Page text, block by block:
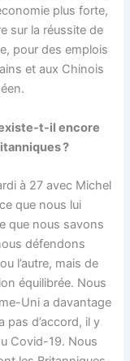
plus forte,
sur la réussite de
pour des emplois
et aux Chinois
t-il encore
?
à 27 avec Michel
que nous lui
que nous savons
défendons
l’autre, mais de
équilibrée. Nous
Uni a davantage
pas d’accord, il y
Covid-19. Nous